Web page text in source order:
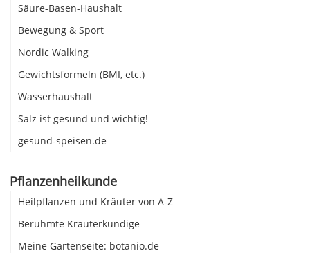
Säure-Basen-Haushalt
Bewegung & Sport
Nordic Walking
Gewichtsformeln (BMI, etc.)
Wasserhaushalt
Salz ist gesund und wichtig!
gesund-speisen.de
Pflanzenheilkunde
Heilpflanzen und Kräuter von A-Z
Berühmte Kräuterkundige
Meine Gartenseite: botanio.de